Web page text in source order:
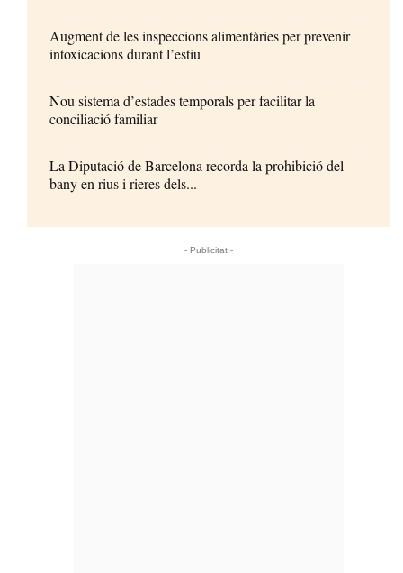
Augment de les inspeccions alimentàries per prevenir
intoxicacions durant l’estiu
Nou sistema d’estades temporals per facilitar la
conciliació familiar
La Diputació de Barcelona recorda la prohibició del
bany en rius i rieres dels...
- Publicitat -